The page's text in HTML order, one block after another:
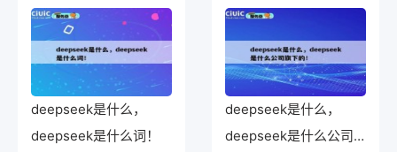
deepseek是什么，
deepseek是什么词！
deepseek是什么，
deepseek是什么公司